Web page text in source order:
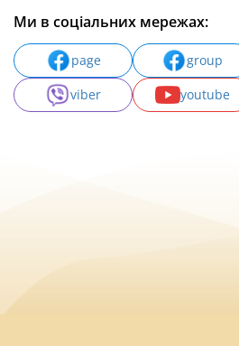
Ми в соціальних мережах:
page group
viber
youtube